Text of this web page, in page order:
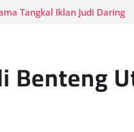
Tangkal Iklan Judi Daring
Benteng